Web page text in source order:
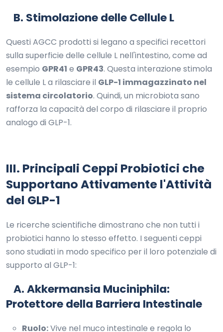
B. Stimolazione delle Cellule L
Questi AGCC prodotti si legano a specifici recettori
sulla superficie delle cellule L nell'intestino, come ad
esempio GPR41 e GPR43. Questa interazione stimola
le cellule L a rilasciare il GLP-1 immagazzinato nel
sistema circolatorio. Quindi, un microbiota sano
rafforza la capacità del corpo di rilasciare il proprio
analogo di GLP-1.
III. Principali Ceppi Probiotici che
Supportano Attivamente l'Attività
del GLP-1
Le ricerche scientifiche dimostrano che non tutti i
probiotici hanno lo stesso effetto. I seguenti ceppi
sono studiati in modo specifico per il loro potenziale di
supporto al GLP-1:
A. Akkermansia Muciniphila:
Protettore della Barriera Intestinale
Ruolo:Vive nel muco intestinale e regola lo